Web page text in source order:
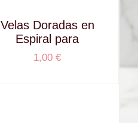
Velas Doradas en
Espiral para
1,00 €